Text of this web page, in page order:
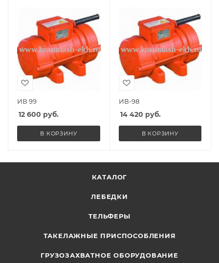
ИВ 99
12 600 руб.
В КОРЗИНУ
ИВ-98
14 420 руб.
В КОРЗИНУ
КАТАЛОГ
ЛЕБЕДКИ
ТЕЛЬФЕРЫ
ТАКЕЛАЖНЫЕ ПРИСПОСОБЛЕНИЯ
ГРУЗОЗАХВАТНОЕ ОБОРУДОВАНИЕ